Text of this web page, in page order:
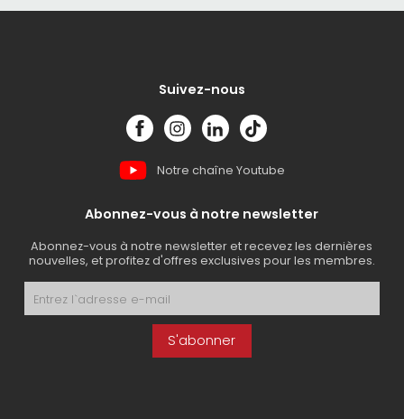
Suivez-nous
Notre chaîne Youtube
Abonnez-vous à notre newsletter
Abonnez-vous à notre newsletter et recevez les dernières
nouvelles, et profitez d'offres exclusives pour les membres.
S'abonner